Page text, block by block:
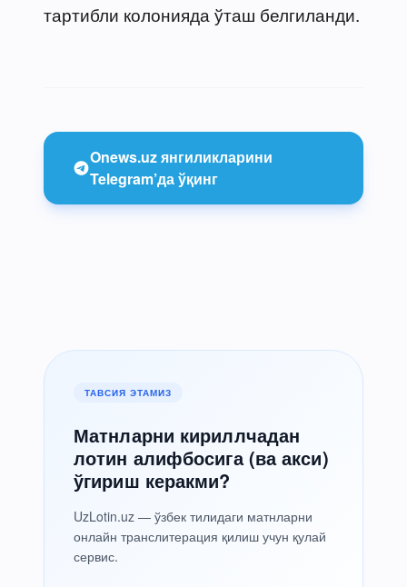
тартибли колонияда ўташ белгиланди.
Onews.uz янгиликларини
Telegram’да ўқинг
ТАВСИЯ ЭТАМИЗ
Матнларни кириллчадан
лотин алифбосига (ва акси)
ўгириш керакми?
UzLotin.uz — ўзбек тилидаги матнларни
онлайн транслитерация қилиш учун қулай
сервис.